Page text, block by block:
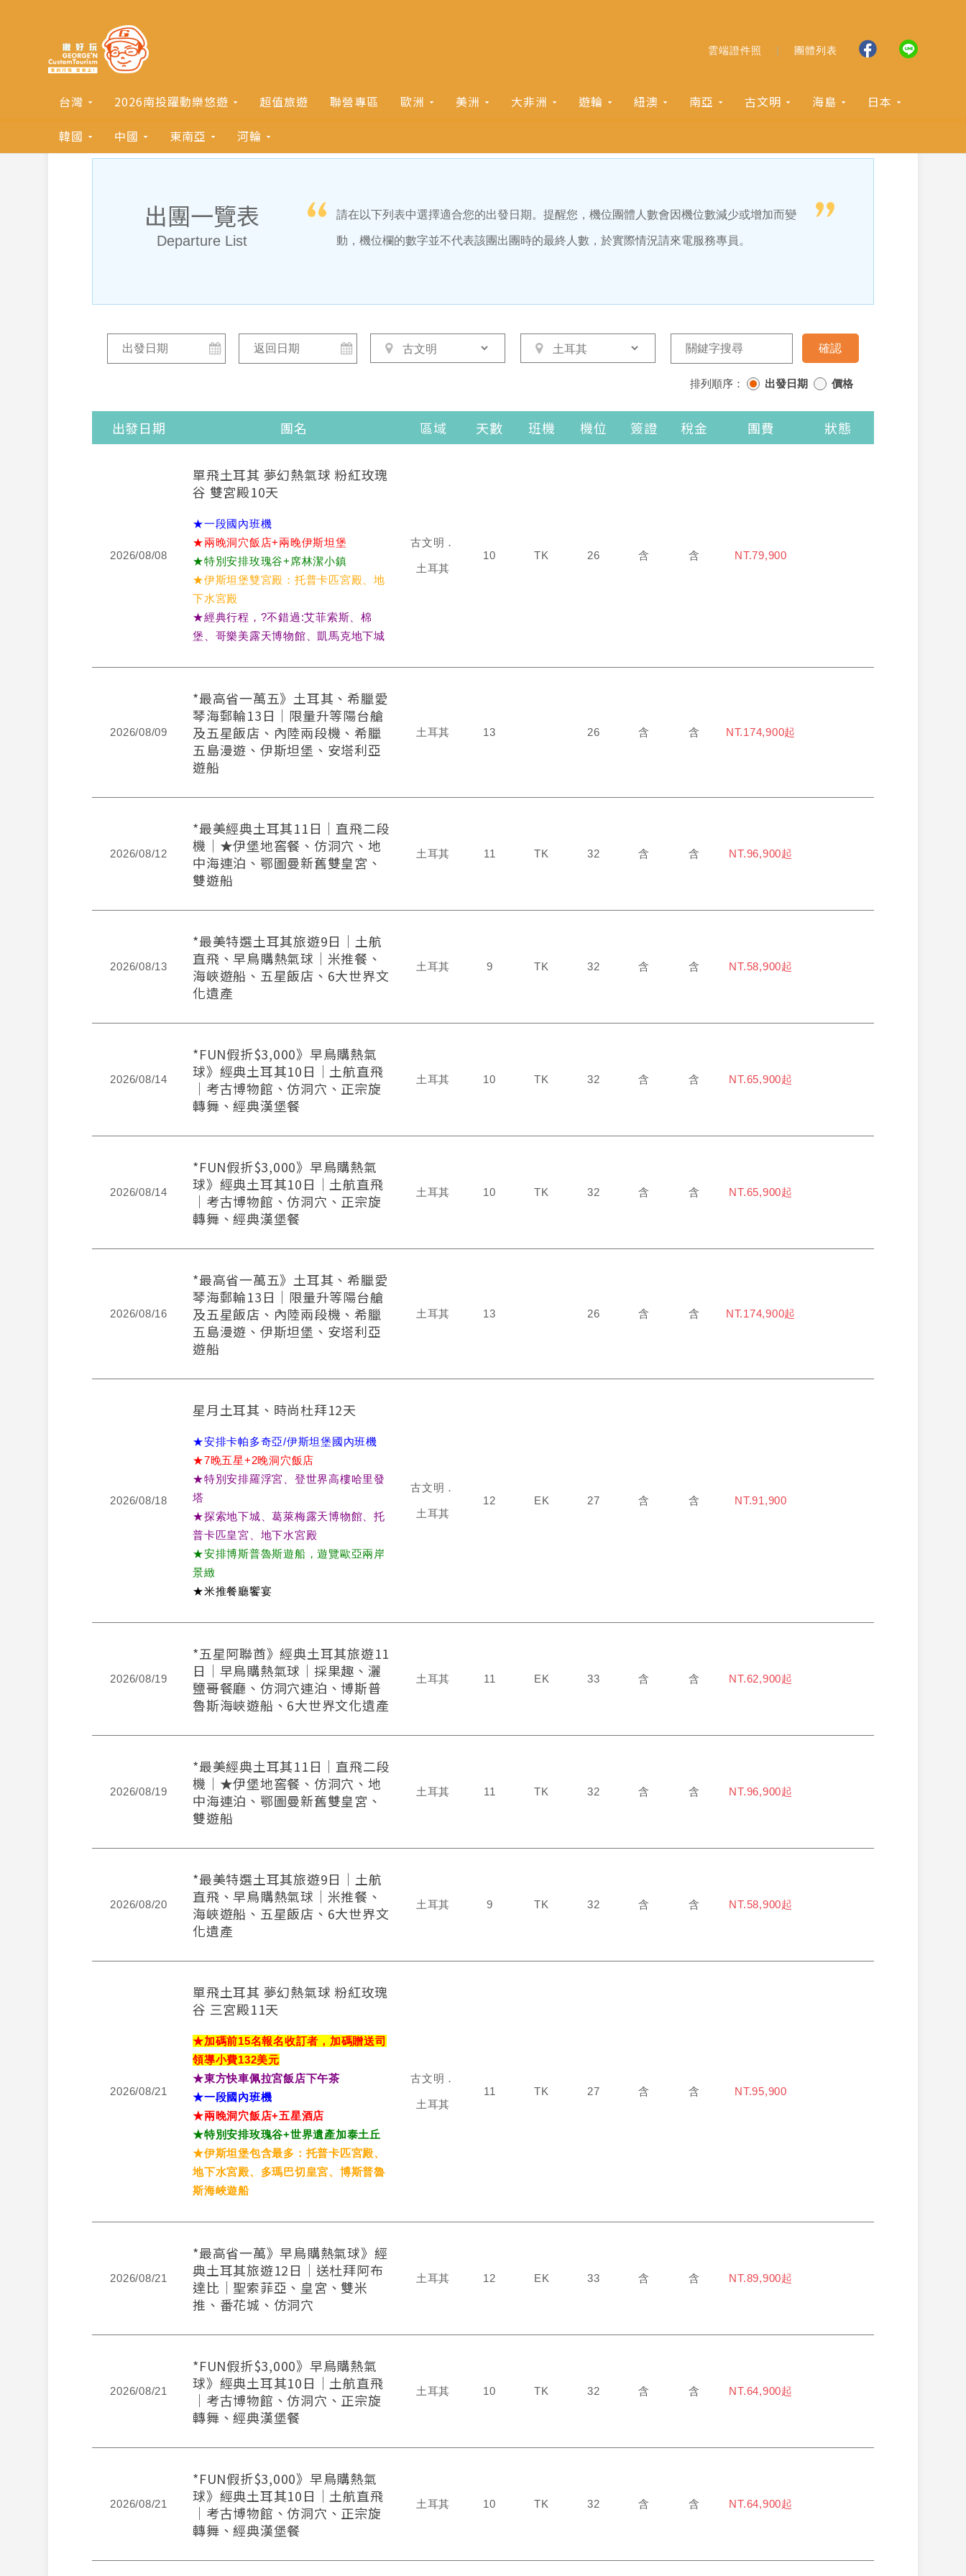
雲端證件照 團體列表
台灣 2026南投躍動樂悠遊 超值旅遊 聯營專區 歐洲 美洲 大非洲 遊輪 紐澳 南亞 古文明 海島
日本
韓國
中國 東南亞 河輪
出團一覽表
Departure List
請在以下列表中選擇適合您的出發日期。提醒您，機位團體人數會因機位數減少或增加而變
動，機位欄的數字並不代表該團出團時的最終人數，於實際情況請來電服務專員。
排列順序： 出發日期 價格
出發日期 團名 區域 天數 班機 機位 簽證 稅金 團費 狀態
2026/08/08
單飛土耳其 夢幻熱氣球 粉紅玫瑰
谷 雙宮殿10天
★一段國內班機
★兩晚洞穴飯店+兩晚伊斯坦堡
★特別安排玫瑰谷+席林潔小鎮
★伊斯坦堡雙宮殿：托普卡匹宮殿、地
下水宮殿
★經典行程，?不錯過:艾菲索斯、棉
堡、哥樂美露天博物館、凱馬克地下城
古文明．
土耳其
10 TK 26 含 含 NT.79,900
2026/08/09
*最高省一萬五》土耳其、希臘愛
琴海郵輪13日｜限量升等陽台艙
及五星飯店、內陸兩段機、希臘
五島漫遊、伊斯坦堡、安塔利亞
遊船
土耳其 13 26 含 含 NT.174,900起
2026/08/12
*最美經典土耳其11日│直飛二段
機│★伊堡地窖餐、仿洞穴、地
中海連泊、鄂圖曼新舊雙皇宮、
雙遊船
土耳其 11 TK 32 含 含 NT.96,900起
2026/08/13
*最美特選土耳其旅遊9日│土航
直飛、早鳥購熱氣球│米推餐、
海峽遊船、五星飯店、6大世界文
化遺產
土耳其 9 TK 32 含 含 NT.58,900起
2026/08/14
*FUN假折$3,000》早鳥購熱氣
球》經典土耳其10日│土航直飛
│考古博物館、仿洞穴、正宗旋
轉舞、經典漢堡餐
土耳其 10 TK 32 含 含 NT.65,900起
2026/08/14
*FUN假折$3,000》早鳥購熱氣
球》經典土耳其10日│土航直飛
│考古博物館、仿洞穴、正宗旋
轉舞、經典漢堡餐
土耳其 10 TK 32 含 含 NT.65,900起
2026/08/16
*最高省一萬五》土耳其、希臘愛
琴海郵輪13日｜限量升等陽台艙
及五星飯店、內陸兩段機、希臘
五島漫遊、伊斯坦堡、安塔利亞
遊船
土耳其 13 26 含 含 NT.174,900起
2026/08/18
星月土耳其、時尚杜拜12天
★安排卡帕多奇亞/伊斯坦堡國內班機
★7晚五星+2晚洞穴飯店
★特別安排羅浮宮、登世界高樓哈里發
塔
★探索地下城、葛萊梅露天博物館、托
普卡匹皇宮、地下水宮殿
★安排博斯普魯斯遊船，遊覽歐亞兩岸
景緻
★米推餐廳饗宴
古文明．
土耳其
12 EK 27 含 含 NT.91,900
2026/08/19
*五星阿聯酋》經典土耳其旅遊11
日│早鳥購熱氣球│採果趣、灑
鹽哥餐廳、仿洞穴連泊、博斯普
魯斯海峽遊船、6大世界文化遺產
土耳其 11 EK 33 含 含 NT.62,900起
2026/08/19
*最美經典土耳其11日│直飛二段
機│★伊堡地窖餐、仿洞穴、地
中海連泊、鄂圖曼新舊雙皇宮、
雙遊船
土耳其 11 TK 32 含 含 NT.96,900起
2026/08/20
*最美特選土耳其旅遊9日│土航
直飛、早鳥購熱氣球│米推餐、
海峽遊船、五星飯店、6大世界文
化遺產
土耳其 9 TK 32 含 含 NT.58,900起
2026/08/21
單飛土耳其 夢幻熱氣球 粉紅玫瑰
谷 三宮殿11天
★加碼前15名報名收訂者，加碼贈送司
領導小費132美元
★東方快車佩拉宮飯店下午茶
★一段國內班機
★兩晚洞穴飯店+五星酒店
★特別安排玫瑰谷+世界遺產加泰土丘
★伊斯坦堡包含最多：托普卡匹宮殿、
地下水宮殿、多瑪巴切皇宮、博斯普魯
斯海峽遊船
古文明．
土耳其
11 TK 27 含 含 NT.95,900
2026/08/21
*最高省一萬》早鳥購熱氣球》經
典土耳其旅遊12日｜送杜拜阿布
達比｜聖索菲亞、皇宮、雙米
推、番花城、仿洞穴
土耳其 12 EK 33 含 含 NT.89,900起
2026/08/21
*FUN假折$3,000》早鳥購熱氣
球》經典土耳其10日│土航直飛
│考古博物館、仿洞穴、正宗旋
轉舞、經典漢堡餐
土耳其 10 TK 32 含 含 NT.64,900起
2026/08/21
*FUN假折$3,000》早鳥購熱氣
球》經典土耳其10日│土航直飛
│考古博物館、仿洞穴、正宗旋
轉舞、經典漢堡餐
土耳其 10 TK 32 含 含 NT.64,900起